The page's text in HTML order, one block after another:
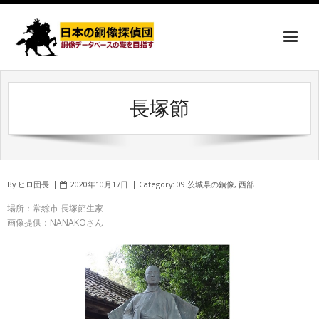
長塚節
By ヒロ団長 2020年10月17日 Category: 09.茨城県の銅像, 西部
場所：常総市 長塚節生家
画像提供：NANAKOさん